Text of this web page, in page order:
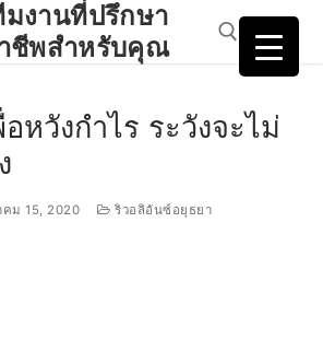
มงานที่ปรึกษา
ชีพสำหรับคุณ
Search for:
หวังกำไร ระวังจะไม่
ม 15, 2020
ริวอลิอันซ์อยุธยา